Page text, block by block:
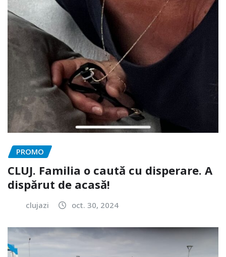
PROMO
CLUJ. Familia o caută cu disperare. A
dispărut de acasă!
clujazi oct. 30, 2024